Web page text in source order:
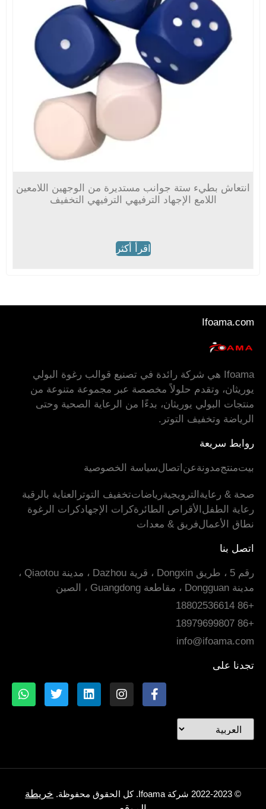
انتعاش بطيء ستة جوانب مستديرة من الوجهين اللامعين
اللامع الإجهاد الترفيهي الترفيهي التخفيف
اقرأ أكثر
Ifoama.com
Ifoama هي شركة رائدة في تصنيع قوالب رغوة البولي
يوريثان، وتقدم حلولاً مخصصة عبر مجموعة متنوعة من
منتجات البولي يوريثان، بدءًا من الرعاية الصحية وحتى
الرياضة وتخفيف التوتر.
روابط سريعة
بيتمنتجمدونةعن اتصالسياسة الخصوصية
صحة & رعاية الترويجيةرياضاتتخفيف التوتر العناية بالرقبة
رعاية الطفل الأقراص الطائرةكرات الإجهادكرات الرغوة
نطاق الأعمالفريق & معدات
اتصل بنا
رقم 5 ، طريق Dongxin ، قرية Dazhou ، مدينة Qiaotou ،
مدينة Dongguan ، مقاطعة Guangdong ، الصين
+86 18802536614
+86 18979699807
info@ifoama.com
تجدنا على
© 2022-2023 شركة Ifoama. كل الحقوق محفوظة.
خريطة